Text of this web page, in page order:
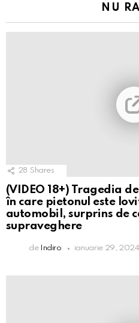
NU
28 Shares
(VIDEO 18+) Tragedia
în care pietonul este
automobil, surprins de
supraveghere
de Indiro ianuarie 29,